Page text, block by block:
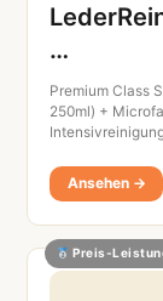
…
Premium Class
250ml) +
Ansehen →
Preis-